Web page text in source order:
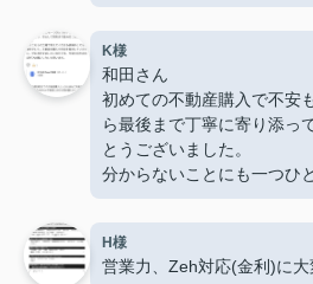
K様
和田さん
初めての不動産購入で不安
ら最後まで丁寧に寄り添っ
とうございました。
分からないことにも一つひ
てくださり、安心して契約
した。
常にこちらの立場で考えて
象的でした。不動産の購入
H様
営業力、Zeh対応(金利)に大